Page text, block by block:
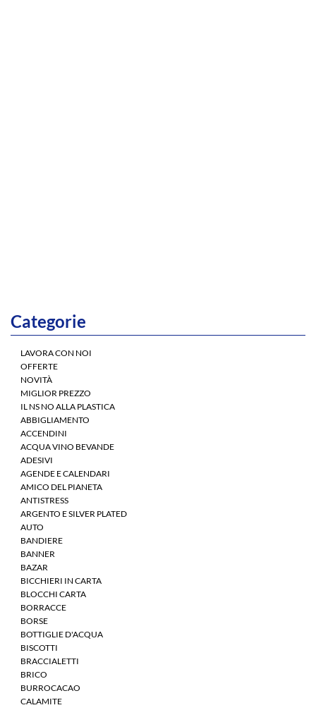
Categorie
LAVORA CON NOI
OFFERTE
NOVITÀ
MIGLIOR PREZZO
IL NS NO ALLA PLASTICA
ABBIGLIAMENTO
ACCENDINI
ACQUA VINO BEVANDE
ADESIVI
AGENDE E CALENDARI
AMICO DEL PIANETA
ANTISTRESS
ARGENTO E SILVER PLATED
AUTO
BANDIERE
BANNER
BAZAR
BICCHIERI IN CARTA
BLOCCHI CARTA
BORRACCE
BORSE
BOTTIGLIE D'ACQUA
BISCOTTI
BRACCIALETTI
BRICO
BURROCACAO
CALAMITE